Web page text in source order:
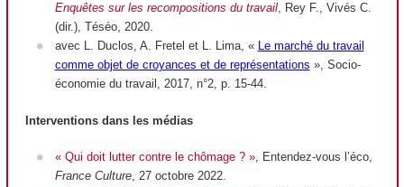
Enquêtes sur les recompositions du travail, Rey F., Vivés C.
(dir.), Téséo, 2020.
avec L. Duclos, A. Fretel et L. Lima, « Le marché du travail
comme objet de croyances et de représentations », Socio-
économie du travail, 2017, n°2, p. 15-44.
Interventions dans les médias
« Qui doit lutter contre le chômage ? », Entendez-vous l’éco,
France Culture, 27 octobre 2022.